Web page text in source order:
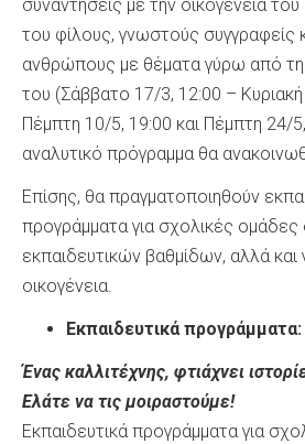
συναντήσεις με την οικογένεια
του φίλους, γνωστούς συγγραφείς
ανθρώπους με θέματα γύρω από
του (Σάββατο 17/3, 12:00 –
Πέμπτη 10/5, 19:00 και Πέμπτη 24/
αναλυτικό πρόγραμμα θα
Επίσης, θα πραγματοποιηθούν
προγράμματα για σχολικές
εκπαιδευτικών βαθμίδων, αλλά και
οικογένεια.
Εκπαιδευτικά προγράμματα:
Ένας καλλιτέχνης, φτιάχνει
Ελάτε να τις μοιραστούμε!
Εκπαιδευτικά προγράμματα για